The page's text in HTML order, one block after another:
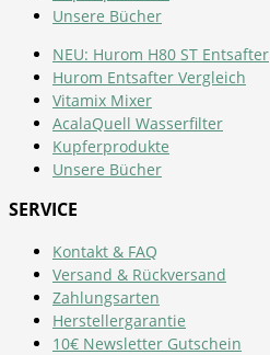
Unsere Bücher
NEU: Hurom H80 ST Entsafter
Hurom Entsafter Vergleich
Vitamix Mixer
AcalaQuell Wasserfilter
Kupferprodukte
Unsere Bücher
SERVICE
Kontakt & FAQ
Versand & Rückversand
Zahlungsarten
Herstellergarantie
10€ Newsletter Gutschein